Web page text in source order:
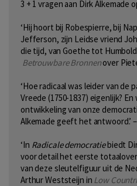
3 + 1 vragen aan Dirk Alkemade
‘Hij hoort bij Robespierre, bij
Jefferson, zijn Leidse vriend
die tijd, van Goethe tot
Betrouwbare Bronnenover
‘Hoe radicaal was leider van
Vreede (1750-1837) eigenlijk?
ontwikkeling van onze
Alkemade geeft het antwoord.’ –
‘In Radicale democratiebiedt
voor detail het eerste
van deze sleutelfiguur uit de
Arthur Weststeijn in Low